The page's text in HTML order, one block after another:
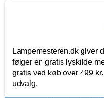
Lampemesteren.dk giver
følger en gratis lyskilde
gratis ved køb over 499
udvalg.